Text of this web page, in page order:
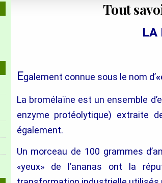
Tout
LA
Egalement connue sous le nom d’
La bromélaïne est un ensemble
enzyme protéolytique) extraite
également.
Un morceau de 100 grammes
«yeux» de l’ananas ont la